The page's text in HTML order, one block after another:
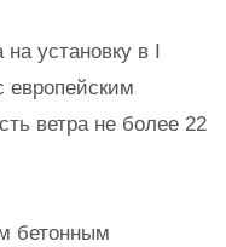
установку в I
европейским
ветра не более 22
бетонным